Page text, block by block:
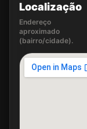
Localização
Endereço
aproximado
(bairro/cidade).